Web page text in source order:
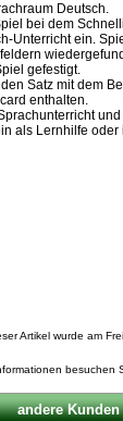
Deutsch.
bei dem
Unterricht ein.
gefestigt.
Satz mit dem
enthalten.
als Lernhilfe
Artikel wurde am
besuchen
andere